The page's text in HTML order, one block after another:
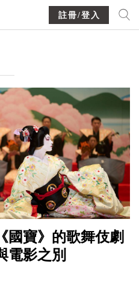
註冊/登入
國寶》的歌舞伎劇
電影之別